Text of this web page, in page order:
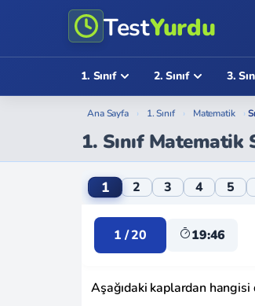
TestYurdu
1. Sınıf 2. Sınıf 3.
Ana Sayfa › 1. Sınıf › Matematik ›
1. Sınıf Matematik
1. Sınıf Matematik Sıvı
1 2 3 4 5
1 / 20 19:46
Aşağıdaki kaplardan hangisi